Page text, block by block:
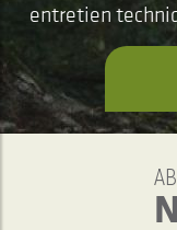
entretien